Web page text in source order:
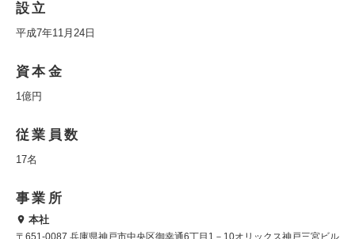
設立
平成7年11月24日
資本金
1億円
従業員数
17名
事業所
本社
〒651-0087 兵庫県神戸市中央区御幸通6丁目1－10オリックス神戸三宮ビル